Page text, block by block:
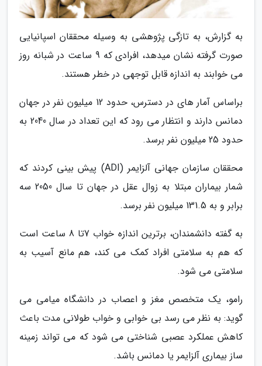
به گزارش، به تازگی پژوهشی به وسیله محققان اسپانیایی
صورت گرفته نشان میدهد، افرادی که 9 ساعت در شبانه روز
می خوابند به اندازه قابل توجهی در خطر هستند.
براساس آمار های در دسترس، حدود 12 میلیون نفر در جهان
دمانس دارند و انتظار می رود که این تعداد در سال 2040 به
حدود 25 میلیون نفر برسد.
محققان سازمان جهانی آلزایمر (ADI) پیش بینی کردند که
شمار بیماران مبتلا به زوال عقل در جهان تا سال 2050 سه
برابر و به 131.5 میلیون نفر برسد.
به گفته دانشمندان، برترین اندازه خواب 7تا 8 ساعت است
که هم به سلامتی افراد کمک می کند، هم مانع آسیب به
سلامتی می شود.
رامو، یک متخصص مغز و اعصاب در دانشگاه میامی می
گوید: به نظر می رسد بی خوابی و خواب طولانی مدت باعث
کاهش عملکرد عصبی شناختی می شود که می تواند زمینه
ساز بیماری آلزایمر یا دمانس باشد.